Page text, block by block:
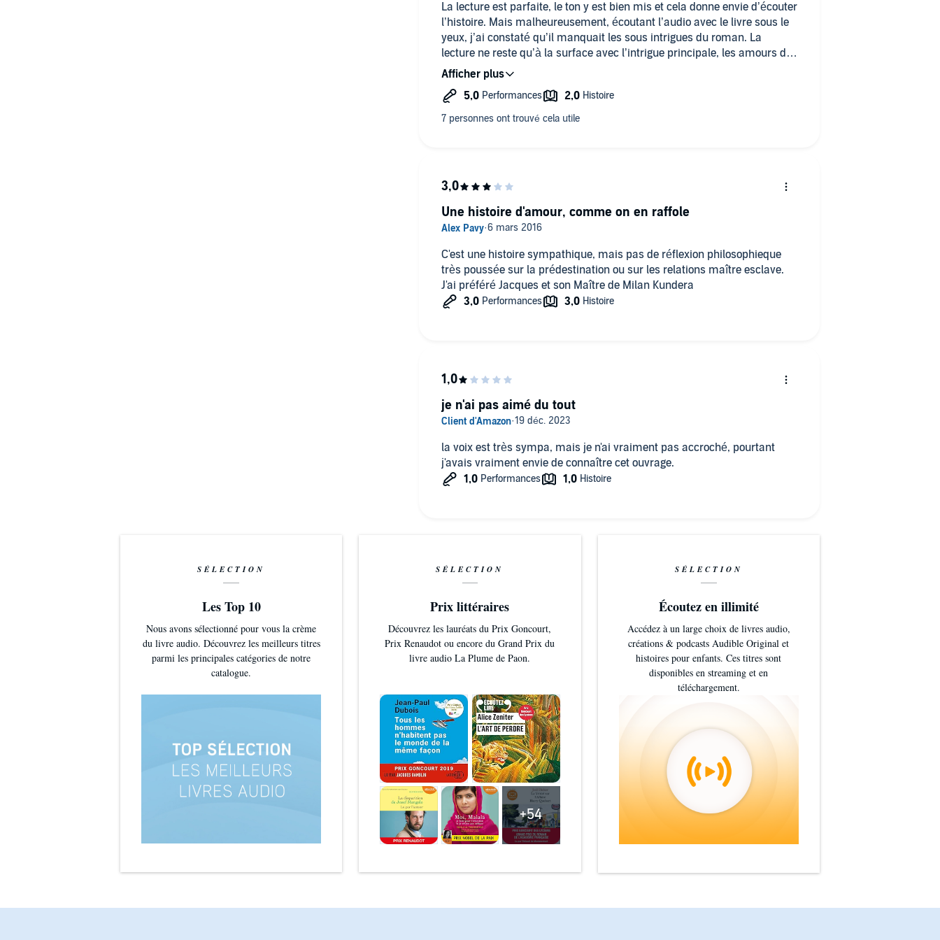
Il est amusant de remarquer dans cette oeuvre du 18e siècle quelques
expressions qui ont conservé leur sens initial au Québec mais l'ont
perdu en France, par exemple `rôti sucrée' pour `pain grillé' et `jaser'
pour `converser'.
Le tout est fort recommandable et ne décevra pas.
La lecture est parfaite, le ton y est bien mis et cela donne envie d’écouter
l’histoire. Mais malheureusement, écoutant l’audio avec le livre sous le
yeux, j’ai constaté qu’il manquait les sous intrigues du roman. La
lecture ne reste qu’à la surface avec l’intrigue principale, les amours de
Jacques, le reste est balayé, c’est bien dommage...
C'est une histoire sympathique, mais pas de réflexion philosophieque
très poussée sur la prédestination ou sur les relations maître esclave.
J'ai préféré Jacques et son Maître de Milan Kundera
Une histoire d'amour, comme on en raffole
la voix est très sympa, mais je n'ai vraiment pas accroché, pourtant
j'avais vraiment envie de connaître cet ouvrage.
je n'ai pas aimé du tout
SÉLECTION
Les Top 10
Nous avons sélectionné pour vous la crème
du livre audio. Découvrez les meilleurs titres
parmi les principales catégories de notre
catalogue.
SÉLECTION
Prix littéraires
Découvrez les lauréats du Prix Goncourt,
Prix Renaudot ou encore du Grand Prix du
livre audio La Plume de Paon.
+54
SÉLECTION
Écoutez en illimité
Accédez à un large choix de livres audio,
créations & podcasts Audible Original et
histoires pour enfants. Ces titres sont
disponibles en streaming et en
téléchargement.